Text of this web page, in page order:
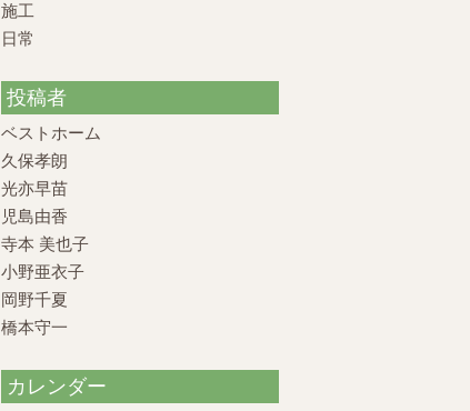
施工
日常
投稿者
ベストホーム
久保孝朗
光亦早苗
児島由香
寺本 美也子
小野亜衣子
岡野千夏
橋本守一
カレンダー